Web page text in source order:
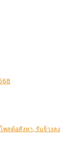
สต์อสังหา, รับจ้างลง